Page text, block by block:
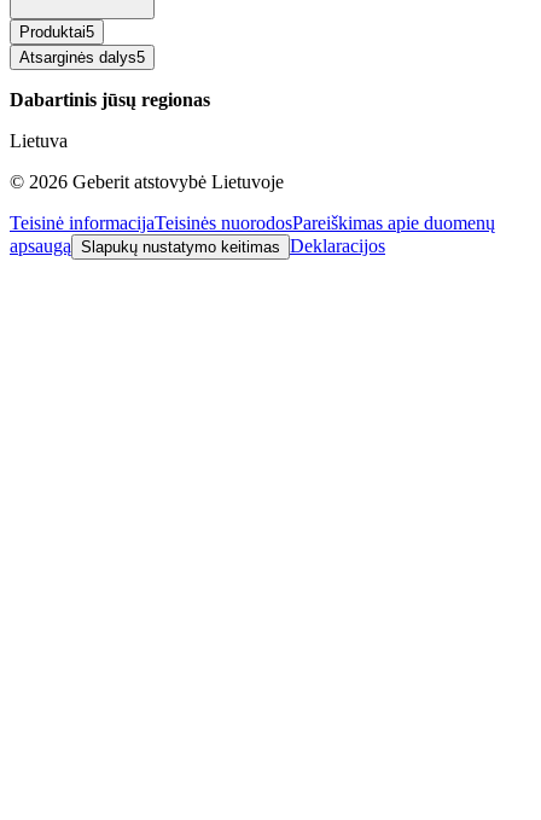
Produktai5
Atsarginės dalys5
Dabartinis jūsų regionas
Lietuva
© 2026 Geberit atstovybė Lietuvoje
Teisinė informacijaTeisinės nuorodosPareiškimas apie duomenų
apsaugą Slapukų nustatymo keitimas Deklaracijos